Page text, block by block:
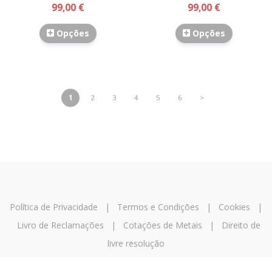
99,00 €
Opções
99,00 €
Opções
1 2 3 4 5 6 >
Política de Privacidade | Termos e Condições | Cookies |
Livro de Reclamações | Cotações de Metais |
Direito de
livre resolução